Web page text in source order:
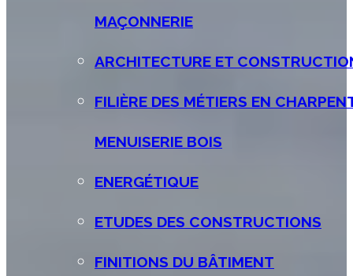
MAÇONNERIE
ARCHITECTURE ET
FILIÈRE DES MÉTIERS EN
MENUISERIE BOIS
ENERGÉTIQUE
ETUDES DES CONSTRUCTIONS
FINITIONS DU BÂTIMENT